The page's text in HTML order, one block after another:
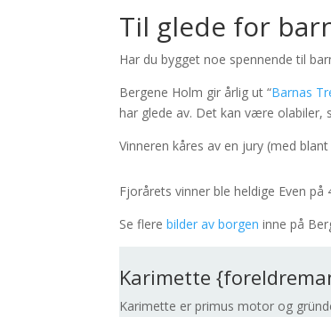
Til glede for
Har du bygget noe spennende til
Bergene Holm gir årlig ut “Barnas
har glede av. Det kan være olabiler,
Vinneren kåres av en jury (med
Fjorårets vinner ble heldige Even
Se flere bilder av borgen inne på
Karimette
Karimette er primus motor og